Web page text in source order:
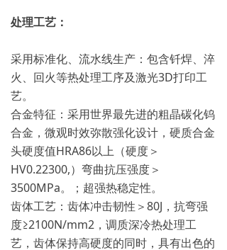
处理工艺：
采用标准化、流水线生产：包含钎焊、淬
火、回火等热处理工序及激光3D打印工
艺。
合金特征：采用世界最先进的粗晶碳化钨
合金，微观时效弥散强化设计，硬质合金
头硬度值HRA86以上（硬度＞
HV0.22300,）弯曲抗压强度＞
3500MPa。；超强热稳定性。
齿体工艺：齿体冲击韧性＞80J，抗弯强
度≥2100N/mm2，调质深冷热处理工
艺，齿体保持高硬度的同时，具有出色的